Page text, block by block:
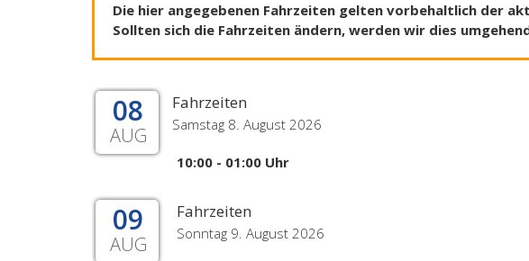
Die hier angegebenen Fahrzeiten gelten vorbehaltlich der
Sollten sich die Fahrzeiten ändern, werden wir dies
08
AUG
Fahrzeiten
Samstag 8. August 2026
10:00 - 01:00 Uhr
09
AUG
Fahrzeiten
Sonntag 9. August 2026